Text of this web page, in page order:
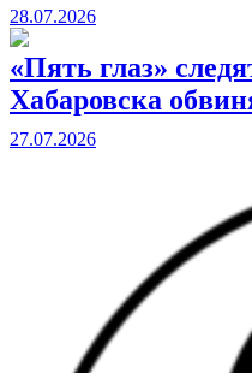
28.07.2026
«Пять глаз»
Хабаровска
27.07.2026